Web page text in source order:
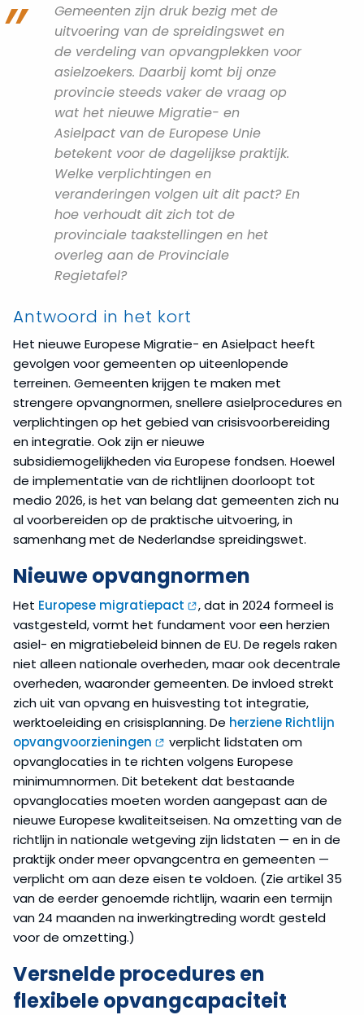
Gemeenten zijn druk bezig met de
uitvoering van de spreidingswet en
de verdeling van opvangplekken voor
asielzoekers. Daarbij komt bij onze
provincie steeds vaker de vraag op
wat het nieuwe Migratie- en
Asielpact van de Europese Unie
betekent voor de dagelijkse praktijk.
Welke verplichtingen en
veranderingen volgen uit dit pact? En
hoe verhoudt dit zich tot de
provinciale taakstellingen en het
overleg aan de Provinciale
Regietafel?
Antwoord in het kort
Het nieuwe Europese Migratie- en Asielpact heeft
gevolgen voor gemeenten op uiteenlopende
terreinen. Gemeenten krijgen te maken met
strengere opvangnormen, snellere asielprocedures en
verplichtingen op het gebied van crisisvoorbereiding
en integratie. Ook zijn er nieuwe
subsidiemogelijkheden via Europese fondsen. Hoewel
de implementatie van de richtlijnen doorloopt tot
medio 2026, is het van belang dat gemeenten zich nu
al voorbereiden op de praktische uitvoering, in
samenhang met de Nederlandse spreidingswet.
Nieuwe opvangnormen
Het Europese migratiepact
, dat in 2024 formeel is
vastgesteld, vormt het fundament voor een herzien
asiel- en migratiebeleid binnen de EU. De regels raken
niet alleen nationale overheden, maar ook decentrale
overheden, waaronder gemeenten. De invloed strekt
zich uit van opvang en huisvesting tot integratie,
werktoeleiding en crisisplanning. De herziene Richtlijn
opvangvoorzieningen
verplicht lidstaten om
opvanglocaties in te richten volgens Europese
minimumnormen. Dit betekent dat bestaande
opvanglocaties moeten worden aangepast aan de
nieuwe Europese kwaliteitseisen. Na omzetting van de
richtlijn in nationale wetgeving zijn lidstaten — en in de
praktijk onder meer opvangcentra en gemeenten —
verplicht om aan deze eisen te voldoen. (Zie artikel 35
van de eerder genoemde richtlijn, waarin een termijn
van 24 maanden na inwerkingtreding wordt gesteld
voor de omzetting.)
Versnelde procedures en
flexibele opvangcapaciteit